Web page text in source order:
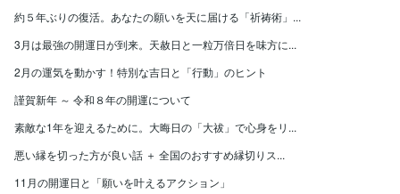
約５年ぶりの復活。あなたの願いを天に届ける「祈祷術」...
3月は最強の開運日が到来。天赦日と一粒万倍日を味方に...
2月の運気を動かす！特別な吉日と「行動」のヒント
謹賀新年 ～ 令和８年の開運について
素敵な1年を迎えるために。大晦日の「大祓」で心身をリ...
悪い縁を切った方が良い話 ＋ 全国のおすすめ縁切りス...
11月の開運日と「願いを叶えるアクション」